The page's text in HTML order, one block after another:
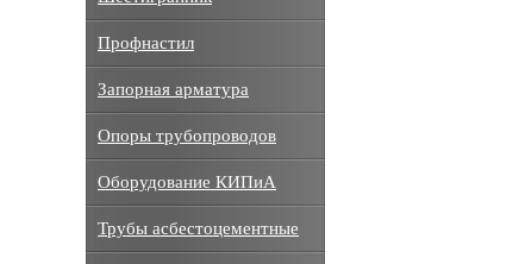
Профнастил
Запорная арматура
Опоры трубопроводов
Оборудование КИПиА
Трубы асбестоцементные